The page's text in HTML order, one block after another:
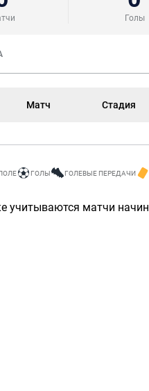
Голы
Матч Стадия
ГОЛЫ ГОЛЕВЫЕ ПЕРЕДАЧИ
учитываются матчи